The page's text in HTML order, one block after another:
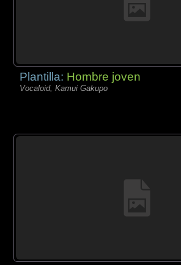
Plantilla: Hombre joven
Vocaloid, Kamui Gakupo